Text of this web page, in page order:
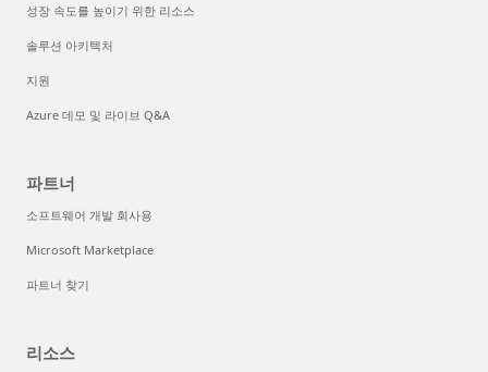
성장 속도를 높이기 위한 리소스
솔루션 아키텍처
지원
Azure 데모 및 라이브 Q&A
파트너
소프트웨어 개발 회사용
Microsoft Marketplace
파트너 찾기
리소스